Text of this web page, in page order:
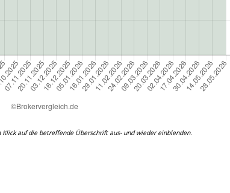
auf die betreffende Überschrift aus- und wieder einblenden.